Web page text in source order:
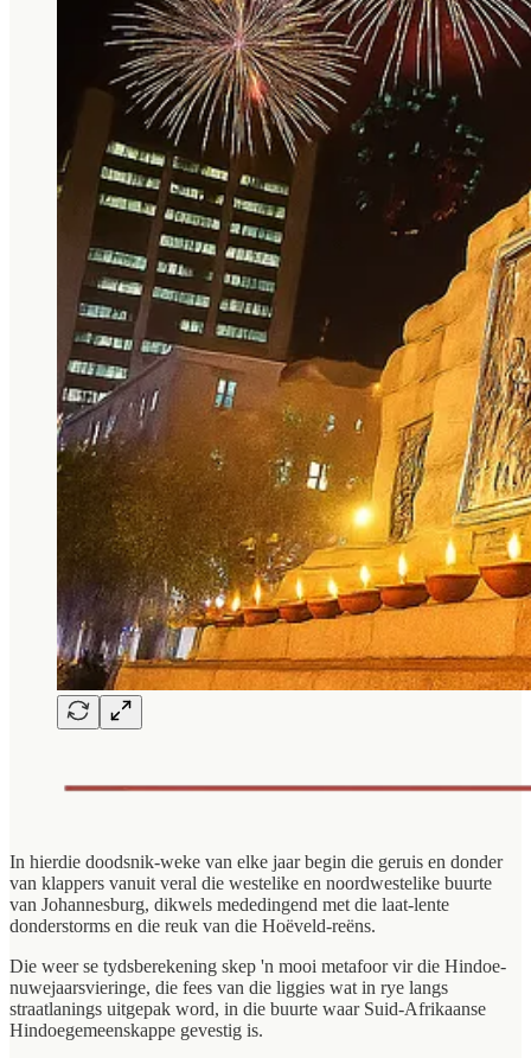
In hierdie doodsnik-weke van elke jaar begin die geruis en donder
van klappers vanuit veral die westelike en noordwestelike buurte
van Johannesburg, dikwels mededingend met die laat-lente
donderstorms en die reuk van die Hoëveld-reëns.
Die weer se tydsberekening skep 'n mooi metafoor vir die Hindoe-
nuwejaarsvieringe, die fees van die liggies wat in rye langs
straatlanings uitgepak word, in die buurte waar Suid-Afrikaanse
Hindoegemeenskappe gevestig is.